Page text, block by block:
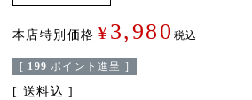
本店特別価格 ¥3,980 税込
[ 199 ポイント進呈 ]
送料込